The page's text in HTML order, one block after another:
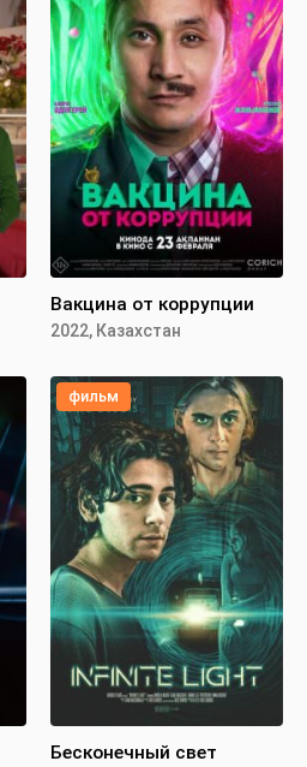
Вакцина от коррупции
2022, Казахстан
фильм
Бесконечный свет